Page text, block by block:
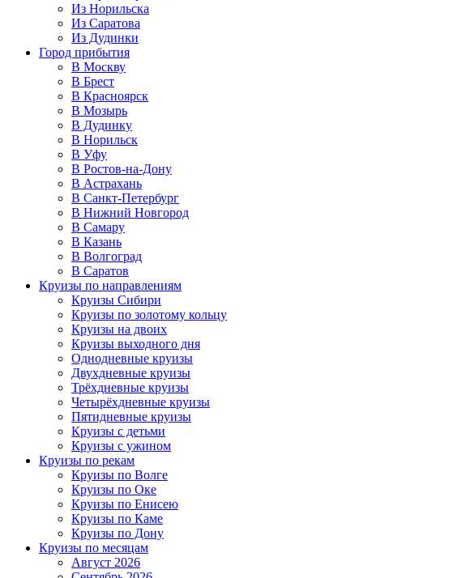
Из Норильска
Из Саратова
Из Дудинки
Город прибытия
В Москву
В Брест
В Красноярск
В Мозырь
В Дудинку
В Норильск
В Уфу
В Ростов-на-Дону
В Астрахань
В Санкт-Петербург
В Нижний Новгород
В Самару
В Казань
В Волгоград
В Саратов
Круизы по направлениям
Круизы Сибири
Круизы по золотому кольцу
Круизы на двоих
Круизы выходного дня
Однодневные круизы
Двухдневные круизы
Трёхдневные круизы
Четырёхдневные круизы
Пятидневные круизы
Круизы с детьми
Круизы с ужином
Круизы по рекам
Круизы по Волге
Круизы по Оке
Круизы по Енисею
Круизы по Каме
Круизы по Дону
Круизы по месяцам
Август 2026